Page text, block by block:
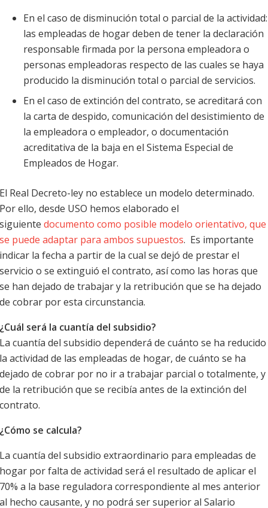
En el caso de disminución total o parcial de la actividad:
las empleadas de hogar deben de tener la declaración
responsable firmada por la persona empleadora o
personas empleadoras respecto de las cuales se haya
producido la disminución total o parcial de servicios.
En el caso de extinción del contrato, se acreditará con
la carta de despido, comunicación del desistimiento de
la empleadora o empleador, o documentación
acreditativa de la baja en el Sistema Especial de
Empleados de Hogar.
El Real Decreto-ley no establece un modelo determinado.
Por ello, desde USO hemos elaborado el
siguiente documento como posible modelo orientativo, que
se puede adaptar para ambos supuestos. Es importante
indicar la fecha a partir de la cual se dejó de prestar el
servicio o se extinguió el contrato, así como las horas que
se han dejado de trabajar y la retribución que se ha dejado
de cobrar por esta circunstancia.
¿Cuál será la cuantía del subsidio?
La cuantía del subsidio dependerá de cuánto se ha reducido
la actividad de las empleadas de hogar, de cuánto se ha
dejado de cobrar por no ir a trabajar parcial o totalmente, y
de la retribución que se recibía antes de la extinción del
contrato.
¿Cómo se calcula?
La cuantía del subsidio extraordinario para empleadas de
hogar por falta de actividad será el resultado de aplicar el
70% a la base reguladora correspondiente al mes anterior
al hecho causante, y no podrá ser superior al Salario